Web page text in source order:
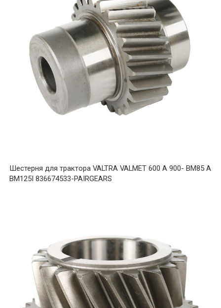
Шестерня для трактора VALTRA VALMET 600 A 900- BM85 A
BM125I 836674533-PAIRGEARS